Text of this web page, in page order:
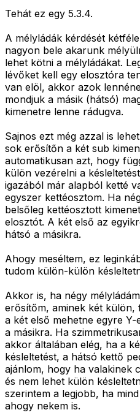
Tehát ez egy 5.3.4.
A mélyládák kérdését
nagyon bele akarunk
lehet kötni a mélyládákat.
lévőket kell egy elosztóra
van elöl, akkor azok
mondjuk a másik (hátsó)
kimenetre lenne rádugva.
Sajnos ezt még azzal is
sok erősítőn a két sub
automatikusan azt, hogy
külön vezérelni a
igazából már alapból ketté
egyszer kettéosztom. Ha
belsőleg kettéosztott
elosztót. A két első az
hátsó a másikra.
Ahogy meséltem, ez
tudom külön-külön
Akkor is, ha négy
erősítőm, aminek két külön,
a két első mehetne egyre
a másikra. Ha
akkor általában elég, ha a
késleltetést, a hátsó kettő
ajánlom, hogy ha valakinek
és nem lehet külön
szerintem a legjobb, ha
ahogy nekem is.